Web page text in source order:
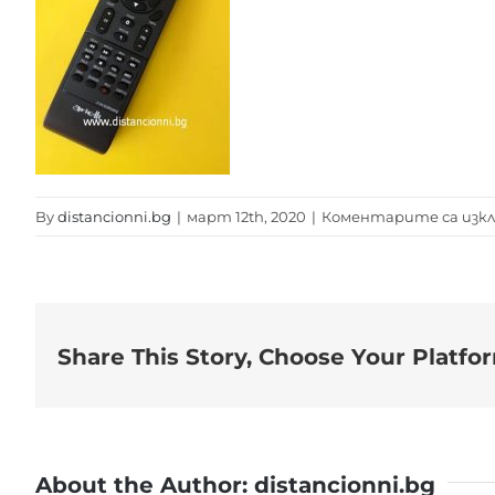
Bydistancionni.bg | март 12th, 2020 | Коментарите са
Share This Story, Choose Your
About the Author: distancionni.bg